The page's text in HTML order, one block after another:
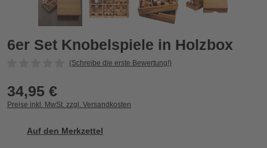
6er Set Knobelspiele in Holzbox
(Schreibe die erste Bewertung!)
34,95 €
Preise inkl. MwSt. zzgl. Versandkosten
Auf den Merkzettel